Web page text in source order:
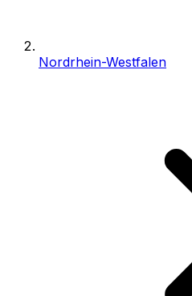
Nordrhein-Westfalen